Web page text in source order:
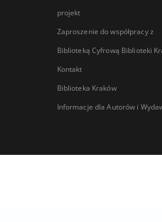
projekt
Zaproszenie do współpracy z
Biblioteką Cyfrową Biblioteki
Kontakt
Biblioteka Kraków
Informacje dla Autorów i